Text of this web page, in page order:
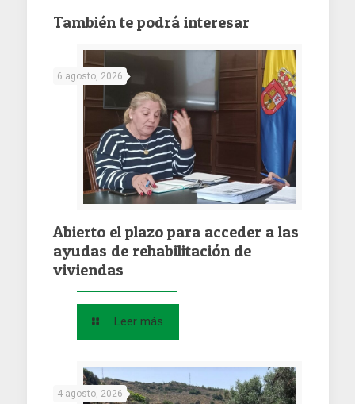
También te podrá interesar
6 agosto, 2026
Abierto el plazo para acceder a las
ayudas de rehabilitación de
viviendas
Leer más
4 agosto, 2026